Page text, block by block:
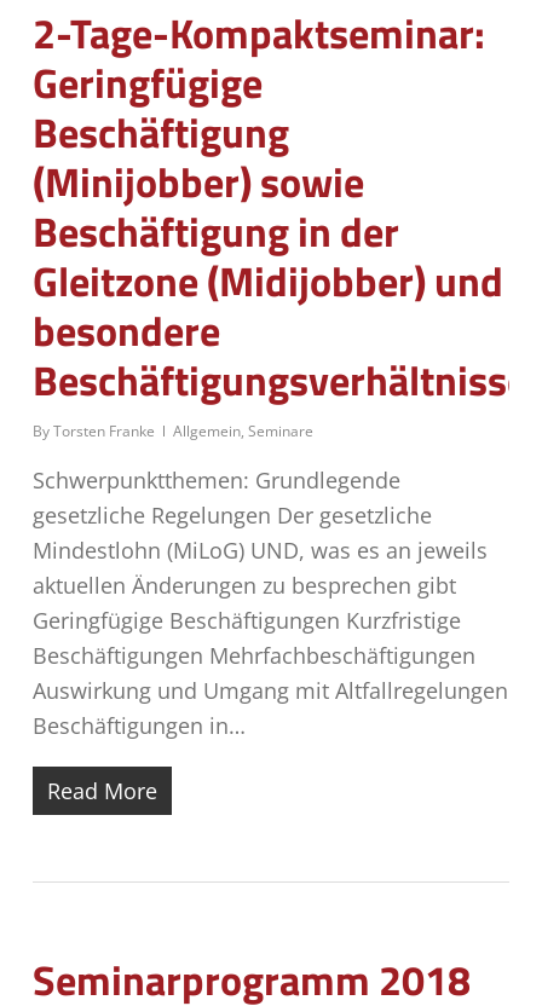
2-Tage-Kompaktseminar:
Geringfügige
Beschäftigung
(Minijobber) sowie
Beschäftigung in der
Gleitzone (Midijobber) und
besondere
Beschäftigungsverhältnisse
ByTorsten Franke Allgemein, Seminare
Schwerpunktthemen: Grundlegende
gesetzliche Regelungen Der gesetzliche
Mindestlohn (MiLoG) UND, was es an jeweils
aktuellen Änderungen zu besprechen gibt
Geringfügige Beschäftigungen Kurzfristige
Beschäftigungen Mehrfachbeschäftigungen
Auswirkung und Umgang mit Altfallregelungen
Beschäftigungen in…
Read More
Seminarprogramm 2018